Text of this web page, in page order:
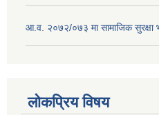
आ.व. २०७२/०७३ मा सामाजिक सुरक्षा
लोकप्रिय विषय